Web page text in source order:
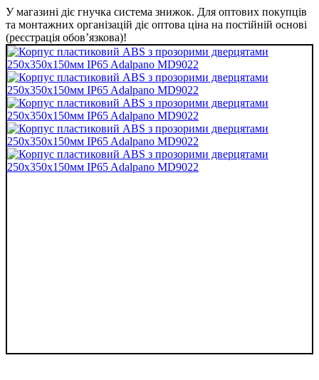
У магазині діє гнучка система знижок. Для оптових покупців
та монтажних організацій діє оптова ціна на постійній основі
(реєстрація обов’язкова)!